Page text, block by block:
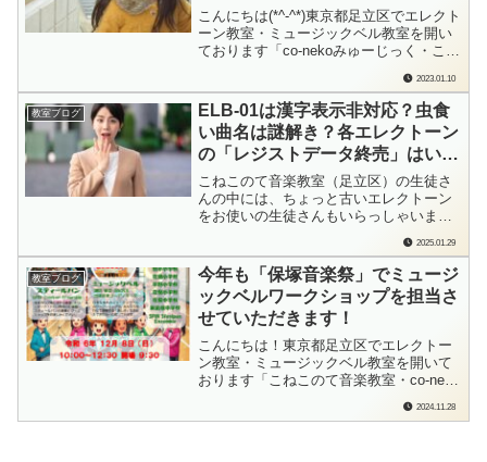
こんにちは(*^-^*)東京都足立区でエレクト
ーン教室・ミュージックベル教室を開い
ております「co-nekoみゅーじっく・こね
す。昨年12月（先月）体験レッスン→晴
れて「こねこのて音楽教室(足立区)」の音
楽仲間になってくれたKちゃん。大好き
なアニメの曲が弾きたい！レ...
2023.01.10
教室ブログ
ELB-01は漢字表示非対応？虫食
い曲名は謎解き？各エレクトーン
の「レジストデータ終売」はい
つ？
こねこのて音楽教室（足立区）の生徒さ
んの中には、ちょっと古いエレクトーン
をお使いの生徒さんもいらっしゃいま
クトーンを購入される方も少なくないの
で、ちょっと書いてみようと思った話
題、でもあるんです。エレクトーンのレ
ジストデータって、どの機種のものが購
入可能？ちょっと...
2025.01.29
教室ブログ
今年も「保塚音楽祭」でミュージ
ックベルワークショップを担当さ
せていただきます！
こんにちは！東京都足立区でエレクトー
ン教室・ミュージックベル教室を開いて
おります「こねこのて音楽教室・co-neko
昨年に続き、今年もお声をかけていただ
2024.11.28